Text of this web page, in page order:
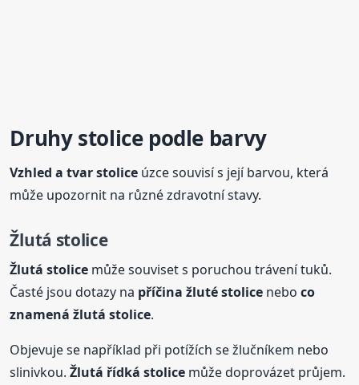
Druhystolicepodle barvy
Vzhled a tvarstolice úzce souvisí s její barvou, která
může upozornit na různé zdravotní stavy.
Žlutá stolice
Žlutástolice může souviset s poruchou trávení tuků.
Časté jsou dotazy na příčina žlutéstolice neboco
znamenážlutá stolice.
Objevuje se například při potížích se žlučníkem nebo
slinivkou.Žlutářídká stolice může doprovázet průjem.